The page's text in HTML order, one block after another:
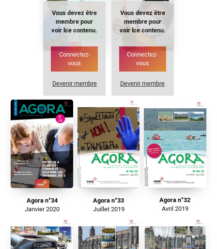
Vous devez être
membre pour
voir lce contenu.
Connectez-
vous
Devenir membre
Vous devez être
membre pour
voir lce contenu.
Connectez-
vous
Devenir membre
Agora n°34
Janvier 2020
Agora n°33
Juillet 2019
Agora n°32
Avril 2019